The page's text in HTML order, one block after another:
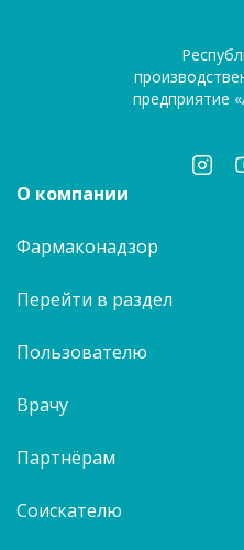
О компании
Фармаконадзор
Перейти в раздел
Пользователю
Врачу
Партнёрам
Соискателю